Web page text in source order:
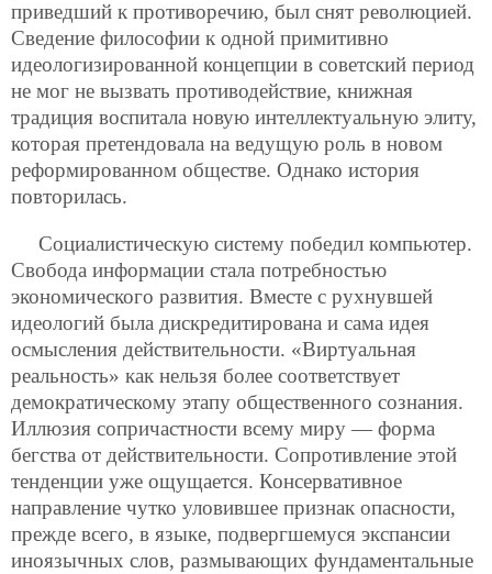
приведший к противоречию, был снят революцией.
Сведение философии к одной примитивно
идеологизированной концепции в советский период
не мог не вызвать противодействие, книжная
традиция воспитала новую интеллектуальную элиту,
которая претендовала на ведущую роль в новом
реформированном обществе. Однако история
повторилась.
Социалистическую систему победил компьютер.
Свобода информации стала потребностью
экономического развития. Вместе с рухнувшей
идеологий была дискредитирована и сама идея
осмысления действительности. «Виртуальная
реальность» как нельзя более соответствует
демократическому этапу общественного сознания.
Иллюзия сопричастности всему миру — форма
бегства от действительности. Сопротивление этой
тенденции уже ощущается. Консервативное
направление чутко уловившее признак опасности,
прежде всего, в языке, подвергшемуся экспансии
иноязычных слов, размывающих фундаментальные